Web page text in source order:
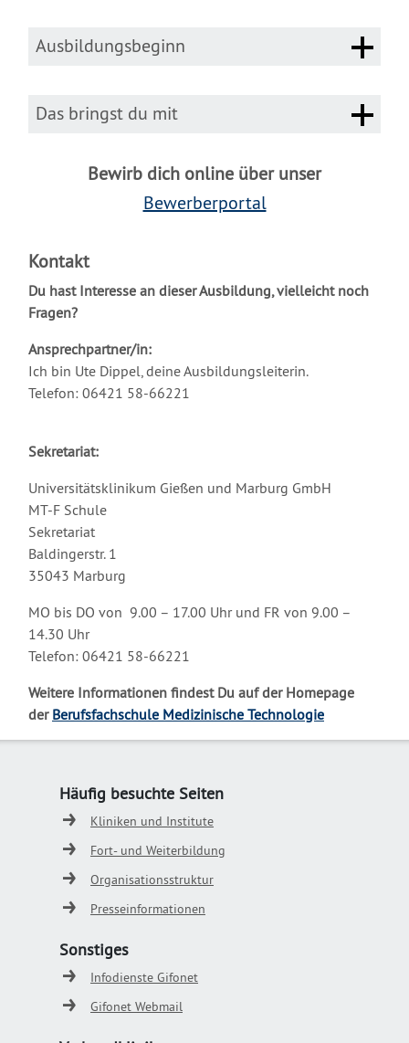
Ausbildungsbeginn
Das bringst du mit
Bewirb dich online über unser
Bewerberportal
Kontakt
Du hast Interesse an dieser Ausbildung, vielleicht noch
Fragen?
Ansprechpartner/in:
Ich bin Ute Dippel, deine Ausbildungsleiterin.
Telefon: 06421 58-66221
Sekretariat:
Universitätsklinikum Gießen und Marburg GmbH
MT-F Schule
Sekretariat
Baldingerstr. 1
35043 Marburg
MO bis DO von 9.00 – 17.00 Uhr und FR von 9.00 –
14.30 Uhr
Telefon: 06421 58-66221
Weitere Informationen findest Du auf der Homepage
der Berufsfachschule Medizinische Technologie
Häufig besuchte Seiten
Kliniken und Institute
Fort- und Weiterbildung
Organisationsstruktur
Presseinformationen
Sonstiges
Infodienste Gifonet
Gifonet Webmail